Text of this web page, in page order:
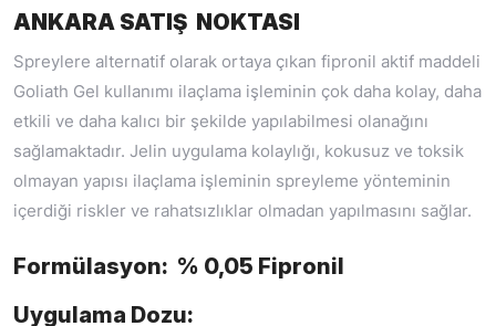
ANKARA SATIŞ NOKTASI
Spreylere alternatif olarak ortaya çıkan fipronil aktif maddeli
Goliath Gel kullanımı ilaçlama işleminin çok daha kolay, daha
etkili ve daha kalıcı bir şekilde yapılabilmesi olanağını
sağlamaktadır. Jelin uygulama kolaylığı, kokusuz ve toksik
olmayan yapısı ilaçlama işleminin spreyleme yönteminin
içerdiği riskler ve rahatsızlıklar olmadan yapılmasını sağlar.
Formülasyon: % 0,05 Fipronil
Uygulama Dozu: